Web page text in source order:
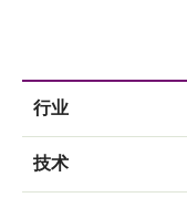
会籍
行业
技术